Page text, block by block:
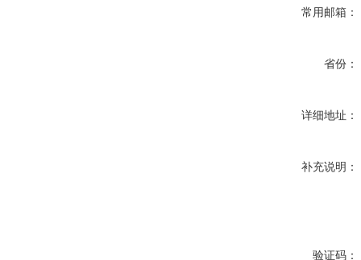
常用邮箱：
省份：
详细地址：
补充说明：
验证码：